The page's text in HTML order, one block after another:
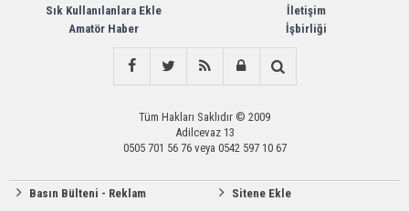
Sık Kullanılanlara Ekle
Amatör Haber
İletişim
İşbirliği
Tüm Hakları Saklıdır © 2009
Adilcevaz 13
0505 701 56 76 veya 0542 597 10 67
Basın Bülteni - Reklam
Sitene Ekle